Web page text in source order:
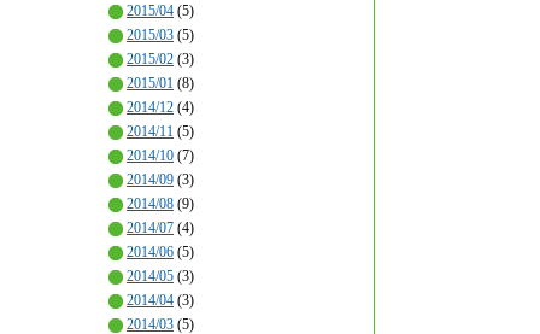
2015/04 (5)
2015/03 (5)
2015/02 (3)
2015/01 (8)
2014/12 (4)
2014/11 (5)
2014/10 (7)
2014/09 (3)
2014/08 (9)
2014/07 (4)
2014/06 (5)
2014/05 (3)
2014/04 (3)
2014/03 (5)